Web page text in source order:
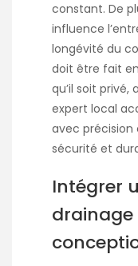
constant. De
influence
longévité du
doit être fait
qu’il soit privé,
expert local
avec précision
sécurité et
Intégrer